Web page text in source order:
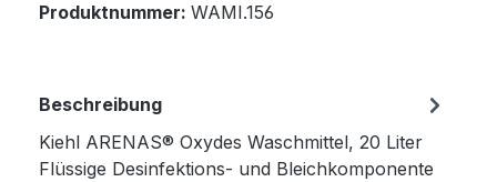
Produktnummer: WAMI.156
Beschreibung
Kiehl ARENAS® Oxydes Waschmittel, 20 Liter
Flüssige Desinfektions- und Bleichkomponente